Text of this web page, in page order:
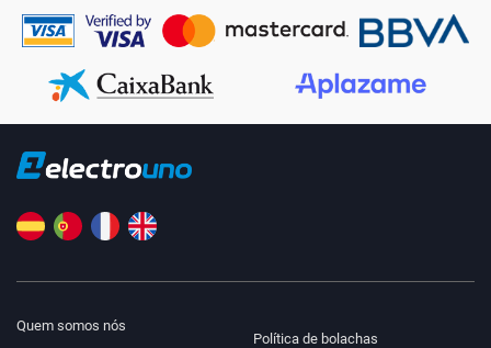
Quem somos nós
Política de bolachas